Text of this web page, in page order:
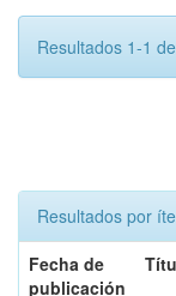
Resultados 1-1
Resultados por
Fecha de
publicación